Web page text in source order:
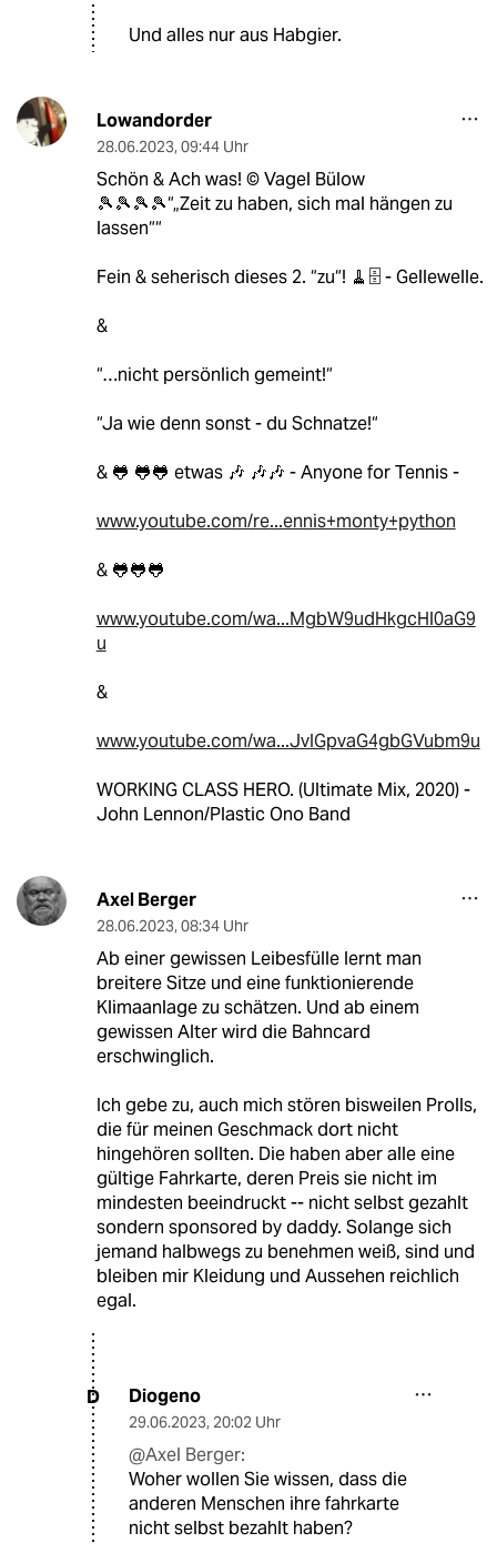
Und alles nur aus Habgier.
Lowandorder
28.06.2023, 09:44 Uhr
Schön & Ach was! ©️ Vagel Bülow
🎾🎾🎾🎾“„Zeit zu haben, sich mal hängen zu
lassen““
Fein & seherisch dieses 2. “zu“! 🧹🗄️ - Gellewelle.
&
“…nicht persönlich gemeint!“
“Ja wie denn sonst - du Schnatze!“
& 🐸 🐸🐸 etwas 🎶 🎶🎶 - Anyone for Tennis -
www.youtube.com/re...ennis+monty+python
& 🐸🐸🐸
www.youtube.com/wa...MgbW9udHkgcHl0aG9
u
&
www.youtube.com/wa...JvIGpvaG4gbGVubm9u
WORKING CLASS HERO. (Ultimate Mix, 2020) -
John Lennon/Plastic Ono Band
Axel Berger
28.06.2023, 08:34 Uhr
Ab einer gewissen Leibesfülle lernt man
breitere Sitze und eine funktionierende
Klimaanlage zu schätzen. Und ab einem
gewissen Alter wird die Bahncard
erschwinglich.
Ich gebe zu, auch mich stören bisweilen Prolls,
die für meinen Geschmack dort nicht
hingehören sollten. Die haben aber alle eine
gültige Fahrkarte, deren Preis sie nicht im
mindesten beeindruckt -- nicht selbst gezahlt
sondern sponsored by daddy. Solange sich
jemand halbwegs zu benehmen weiß, sind und
bleiben mir Kleidung und Aussehen reichlich
egal.
D Diogeno
29.06.2023, 20:02 Uhr
@Axel Berger:
Woher wollen Sie wissen, dass die
anderen Menschen ihre fahrkarte
nicht selbst bezahlt haben?